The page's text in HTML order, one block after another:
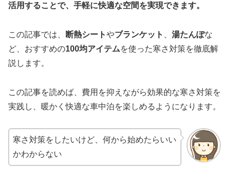
活用することで、手軽に快適な空間を実現できます。
この記事では、 断熱シートやブランケット 湯たんぽな
ど、おすすめの100均アイテムを使った寒さ対策を徹底解
説します。
この記事を読めば、費用を抑えながら効果的な寒さ対策を
実践し、暖かく快適な車中泊を楽しめるようになります。
寒さ対策をしたいけど、何から始めたらいい
かわからない